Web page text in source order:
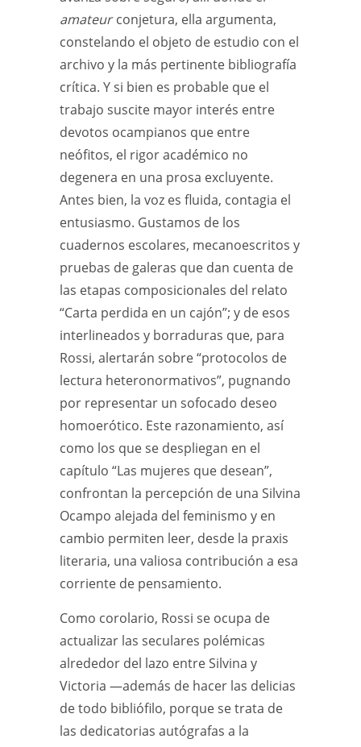
amateurconjetura, ella argumenta,
constelando el objeto de estudio con el
archivo y la más pertinente bibliografía
crítica. Y si bien es probable que el
trabajo suscite mayor interés entre
devotos ocampianos que entre
neófitos, el rigor académico no
degenera en una prosa excluyente.
Antes bien, la voz es fluida, contagia el
entusiasmo. Gustamos de los
cuadernos escolares, mecanoescritos y
pruebas de galeras que dan cuenta de
las etapas composicionales del relato
“Carta perdida en un cajón”; y de esos
interlineados y borraduras que, para
Rossi, alertarán sobre “protocolos de
lectura heteronormativos”, pugnando
por representar un sofocado deseo
homoerótico. Este razonamiento, así
como los que se despliegan en el
capítulo “Las mujeres que desean”,
confrontan la percepción de una Silvina
Ocampo alejada del feminismo y en
cambio permiten leer, desde la praxis
literaria, una valiosa contribución a esa
corriente de pensamiento.
Como corolario, Rossi se ocupa de
actualizar las seculares polémicas
alrededor del lazo entre Silvina y
Victoria —además de hacer las delicias
de todo bibliófilo, porque se trata de
las dedicatorias autógrafas a la